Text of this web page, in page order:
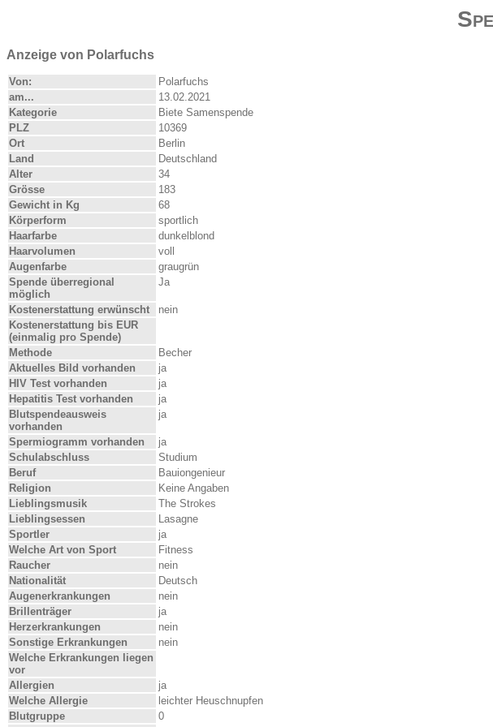
Anzeige von Polarfuchs
Von:
Polarfuchs
am...
13.02.2021
Kategorie
Biete Samenspende
PLZ
10369
Ort
Berlin
Land
Deutschland
Alter
34
Grösse
183
Gewicht in Kg
68
Körperform
sportlich
Haarfarbe
dunkelblond
Haarvolumen
voll
Augenfarbe
graugrün
Spende überregional
möglich
Ja
Kostenerstattung erwünscht
nein
Kostenerstattung bis EUR
(einmalig pro Spende)
Methode
Becher
Aktuelles Bild vorhanden
ja
HIV Test vorhanden
ja
Hepatitis Test vorhanden
ja
Blutspendeausweis
vorhanden
ja
Spermiogramm vorhanden
ja
Schulabschluss
Studium
Beruf
Bauiongenieur
Religion
Keine Angaben
Lieblingsmusik
The Strokes
Lieblingsessen
Lasagne
Sportler
ja
Welche Art von Sport
Fitness
Raucher
nein
Nationalität
Deutsch
Augenerkrankungen
nein
Brillenträger
ja
Herzerkrankungen
nein
Sonstige Erkrankungen
nein
Welche Erkrankungen liegen
vor
Allergien
ja
Welche Allergie
leichter Heuschnupfen
Blutgruppe
0